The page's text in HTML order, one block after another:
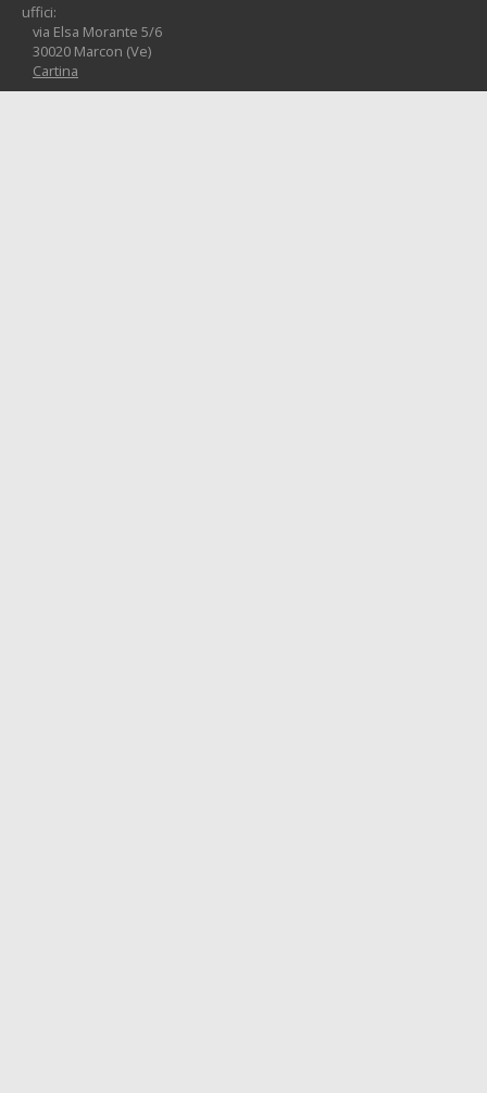
uffici:
via Elsa Morante 5/6
30020 Marcon (Ve)
Cartina